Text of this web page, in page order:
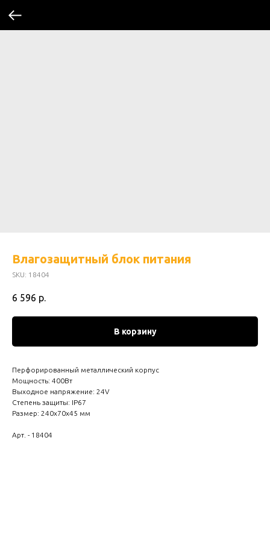
Влагозащитный блок питания
SKU: 18404
6 596 р.
В корзину
Перфорированный металлический корпус
Мощность: 400Вт
Выходное напряжение: 24V
Степень защиты: IP67
Размер: 240х70х45 мм
Арт. - 18404